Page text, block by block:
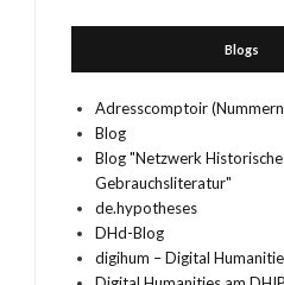
Blogs
Adresscomptoir
Blog
Blog "Netzwerk
Gebrauchsliteratur"
de.hypotheses
DHd-Blog
digihum – Digital